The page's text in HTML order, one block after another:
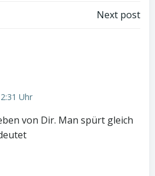
Next post
Uhr
von Dir. Man spürt gleich